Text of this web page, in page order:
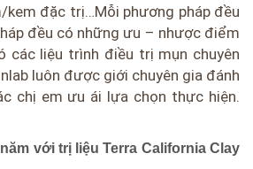
kem đặc trị…Mỗi phương pháp đều
đều có những ưu – nhược điểm
các liệu trình điều trị mụn chuyên
luôn được giới chuyên gia đánh
chị em ưu ái lựa chọn thực hiện.
với trị liệu Terra California Clay